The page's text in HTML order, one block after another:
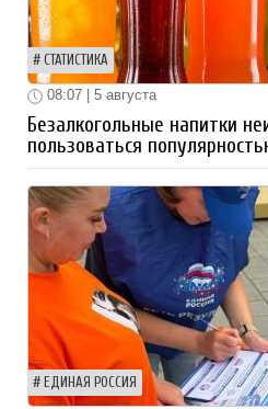
СТАТИСТИКА
08:07 | 5 августа
Безалкогольные напитки
пользоваться
ЕДИНАЯ РОССИЯ